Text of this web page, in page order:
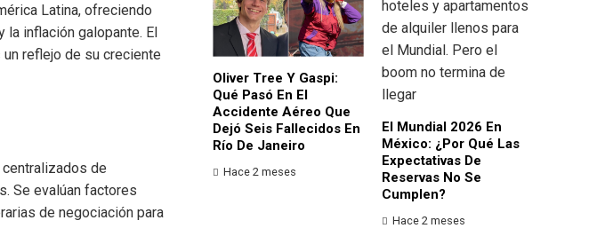
Latina, ofreciendo
la inflación galopante. El
reflejo de su creciente
de
Se evalúan factores
de negociación para
Oliver Tree Y Gaspi:
Qué Pasó En El
Accidente Aéreo Que
Dejó Seis Fallecidos En
Río De Janeiro
Hace 2 meses
El Mundial 2026 En
México: ¿por Qué Las
Expectativas De
Reservas No Se
Cumplen?
Hace 2 meses